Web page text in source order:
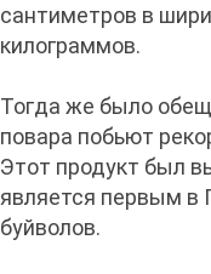
сантиметров в
килограммов.
Тогда же было
повара побьют
Этот продукт был
является первым в
буйволов.